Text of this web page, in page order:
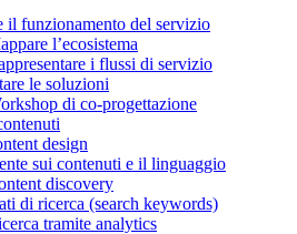
il funzionamento del servizio
l’ecosistema
i flussi di servizio
le soluzioni
di co-progettazione
design
sui contenuti e il linguaggio
discovery
di ricerca (search keywords)
tramite analytics